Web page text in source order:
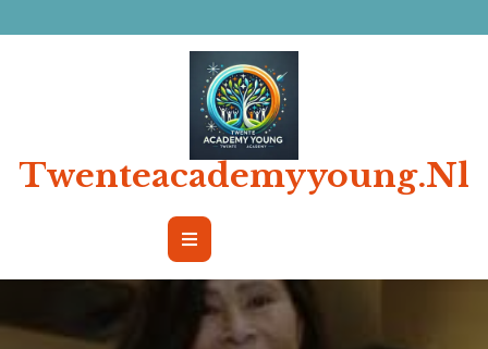
naar
Twenteacademyyoung.nl
Open
Button